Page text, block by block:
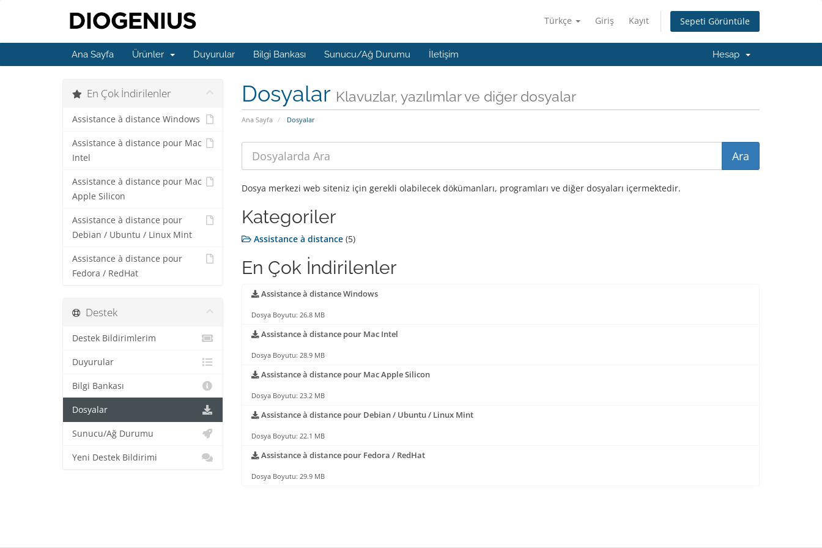
Türkçe Giriş Kayıt Sepeti Görüntüle
Ana Sayfa Ürünler Duyurular Bilgi Bankası Sunucu/Ağ Durumu İletişim Hesap
Dosyalar Klavuzlar, yazılımlar ve diğer dosyalar
Ana Sayfa Dosyalar
Dosya merkezi web siteniz için gerekli olabilecek dökümanları, programları ve diğer dosyaları içermektedir.
Kategoriler
Assistance à distance (5)
En Çok İndirilenler
Assistance à distance Windows
Dosya Boyutu: 26.8 MB
Assistance à distance pour Mac Intel
Dosya Boyutu: 28.9 MB
Assistance à distance pour Mac Apple Silicon
Dosya Boyutu: 23.2 MB
Assistance à distance pour Debian / Ubuntu / Linux Mint
Dosya Boyutu: 22.1 MB
Assistance à distance pour Fedora / RedHat
Dosya Boyutu: 29.9 MB
En Çok İndirilenler
Assistance à distance Windows
Assistance à distance pour Mac
Intel
Assistance à distance pour Mac
Apple Silicon
Assistance à distance pour
Debian / Ubuntu / Linux Mint
Assistance à distance pour
Fedora / RedHat
Destek
Destek Bildirimlerim
Duyurular
Bilgi Bankası
Dosyalar
Sunucu/Ağ Durumu
Yeni Destek Bildirimi